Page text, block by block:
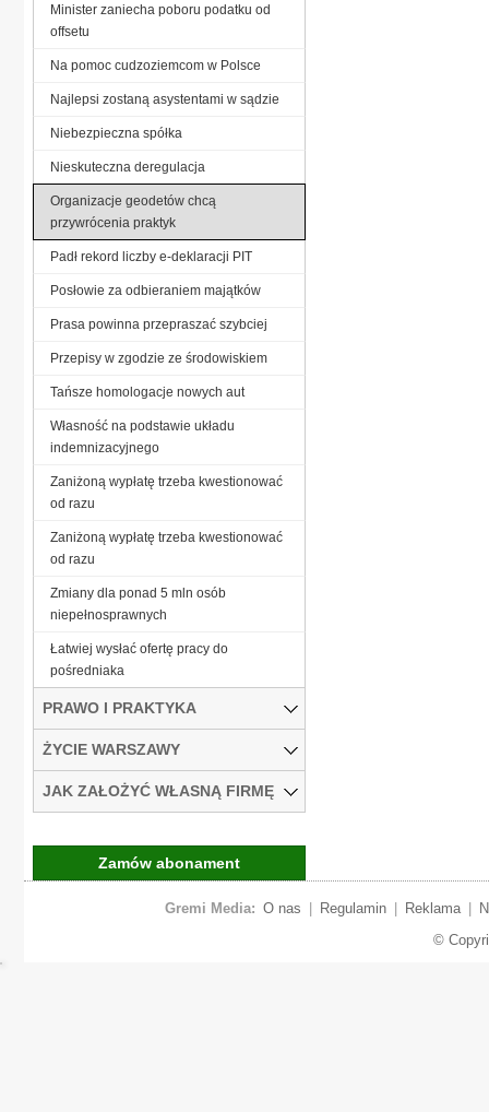
Minister zaniecha poboru podatku od
offsetu
Na pomoc cudzoziemcom w Polsce
Najlepsi zostaną asystentami w sądzie
Niebezpieczna spółka
Nieskuteczna deregulacja
Organizacje geodetów chcą
przywrócenia praktyk
Padł rekord liczby e-deklaracji PIT
Posłowie za odbieraniem majątków
Prasa powinna przepraszać szybciej
Przepisy w zgodzie ze środowiskiem
Tańsze homologacje nowych aut
Własność na podstawie układu
indemnizacyjnego
Zaniżoną wypłatę trzeba kwestionować
od razu
Zaniżoną wypłatę trzeba kwestionować
od razu
Zmiany dla ponad 5 mln osób
niepełnosprawnych
Łatwiej wysłać ofertę pracy do
pośredniaka
PRAWO I PRAKTYKA
ŻYCIE WARSZAWY
JAK ZAŁOŻYĆ WŁASNĄ FIRMĘ
Zamów abonament
Gremi Media: O nas Regulamin Reklama
©